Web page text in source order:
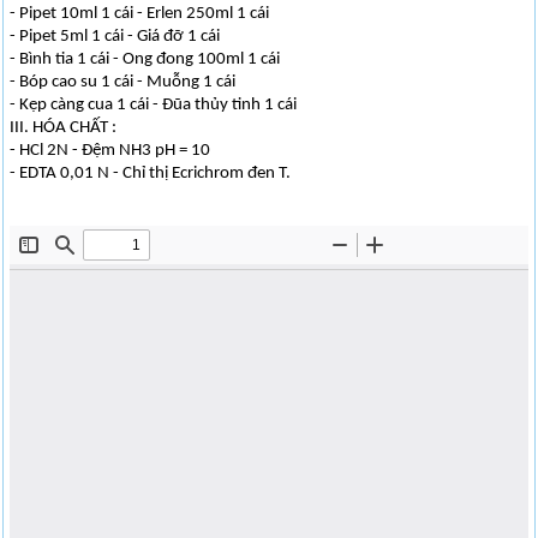
- Pipet 10ml 1 cái - Erlen 250ml 1 cái
- Pipet 5ml 1 cái - Giá đỡ 1 cái
- Bình tia 1 cái - Ong đong 100ml 1 cái
- Bóp cao su 1 cái - Muỗng 1 cái
- Kẹp càng cua 1 cái - Đũa thủy tinh 1 cái
III. HÓA CHẤT :
- HCl 2N - Đệm NH3 pH = 10
- EDTA 0,01 N - Chỉ thị Ecrichrom đen T.